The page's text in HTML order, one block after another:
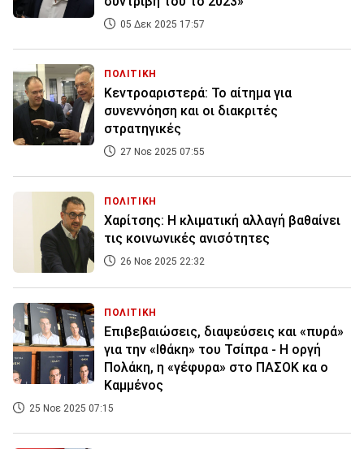
05 Δεκ 2025 17:57
ΠΟΛΙΤΙΚΗ
Κεντροαριστερά: Το αίτημα για
συνεννόηση και οι διακριτές
στρατηγικές
27 Νοε 2025 07:55
ΠΟΛΙΤΙΚΗ
Χαρίτσης: Η κλιματική αλλαγή βαθαίνει
τις κοινωνικές ανισότητες
26 Νοε 2025 22:32
ΠΟΛΙΤΙΚΗ
Επιβεβαιώσεις, διαψεύσεις και «πυρά»
για την «Ιθάκη» του Τσίπρα - Η οργή
Πολάκη, η «γέφυρα» στο ΠΑΣΟΚ κα ο
Καμμένος
25 Νοε 2025 07:15